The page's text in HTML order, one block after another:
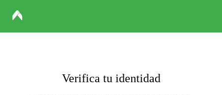
Verifica tu identidad